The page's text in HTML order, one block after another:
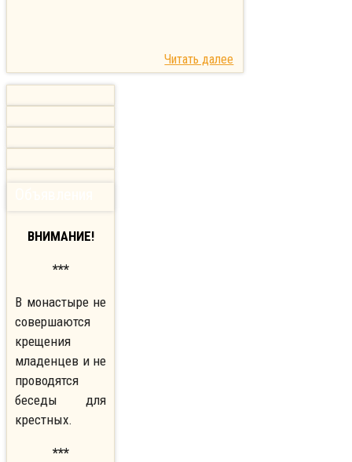
Читать далее
ВНИМАНИЕ!
***
В монастыре не
совершаются
крещения
младенцев и не
проводятся
беседы для
крестных.
***